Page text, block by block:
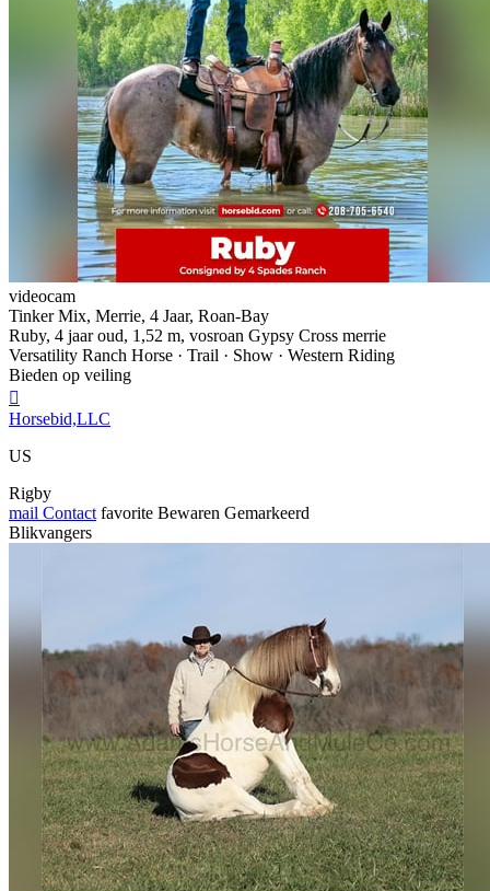
videocam
Tinker Mix, Merrie, 4 Jaar, Roan-Bay
Ruby, 4 jaar oud, 1,52 m, vosroan Gypsy Cross merrie
Versatility Ranch Horse · Trail · Show · Western Riding
Bieden op veiling

Horsebid,LLC
US
Rigby
mail Contact favorite Bewaren Gemarkeerd
Blikvangers